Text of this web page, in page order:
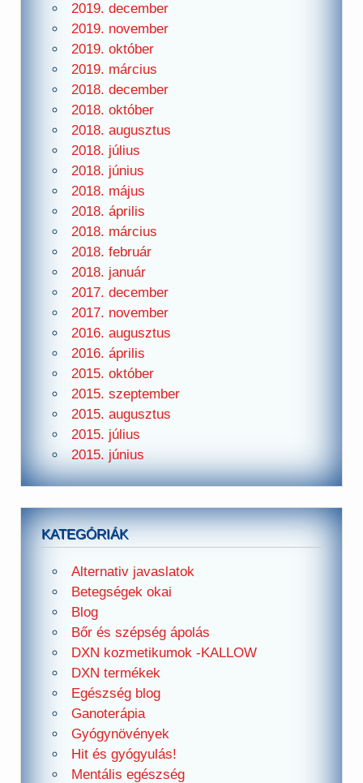
2019. december
2019. november
2019. október
2019. március
2018. december
2018. október
2018. augusztus
2018. július
2018. június
2018. május
2018. április
2018. március
2018. február
2018. január
2017. december
2017. november
2016. augusztus
2016. április
2015. október
2015. szeptember
2015. augusztus
2015. július
2015. június
KATEGÓRIÁK
Alternativ javaslatok
Betegségek okai
Blog
Bőr és szépség ápolás
DXN kozmetikumok -KALLOW
DXN termékek
Egészség blog
Ganoterápia
Gyógynövények
Hit és gyógyulás!
Mentális egészség